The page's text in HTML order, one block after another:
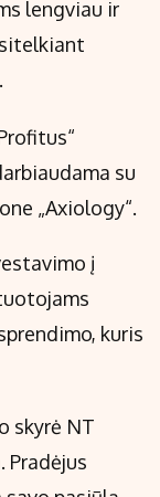
lengviau ir
su
„Axiology“.
į
kuris
skyrė NT
Pradėjus